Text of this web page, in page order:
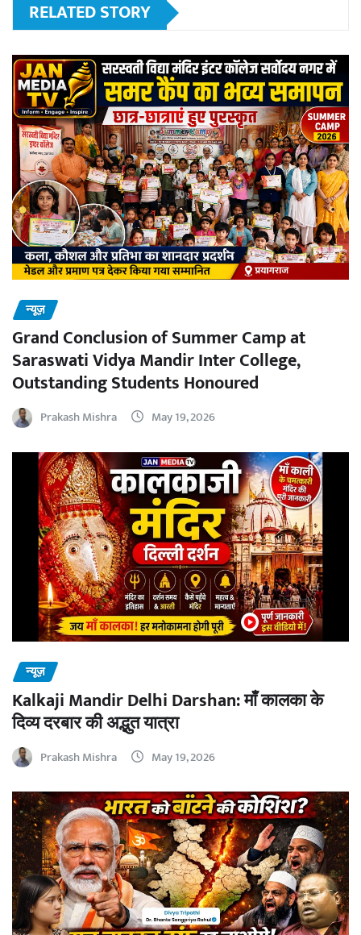
RELATED STORY
न्यूज़
Grand Conclusion of Summer Camp at
Saraswati Vidya Mandir Inter College,
Outstanding Students Honoured
Prakash Mishra May 19, 2026
न्यूज़
Kalkaji Mandir Delhi Darshan: माँ कालका के
दिव्य दरबार की अद्भुत यात्रा
Prakash Mishra May 19, 2026